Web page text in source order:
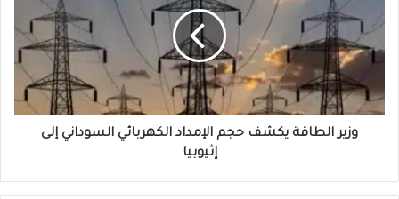
الإمداد
الكهربائي
السوداني
إلى
إثيوبيا
وزير الطاقة يكشف حجم الإمداد الكهربائي السوداني إلى
إثيوبيا